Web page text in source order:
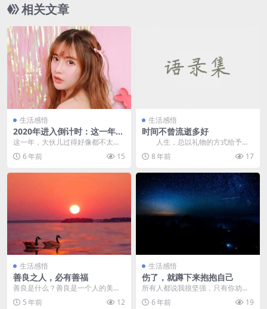
相关文章
生活感悟
2020年进入倒计时：这一年，
谢谢自己
这一年，大伙儿过得好像都不太轻
松，有的人为了生计起早贪黑，有
的人为了感情苦苦煎熬...
6 年前 15
生活感悟
时间不曾流逝多好
人生，总以礼物的方式给予你
成长的课程，而你从不曾旷课。每
当季逛寒冬，心底的惆...
8 年前 17
生活感悟
善良之人，必有善福
善良是什么？善良是一个人的美
德，善良是一个人的品行，善良是
不耍手段，不玩心眼，善...
5 年前 12
生活感悟
伤了，就蹲下来抱抱自己
所有人都说我很坚强，只有你劝我
别逞强。 笑容可以给任何人，但你
的心，只须给一个人...
6 年前 19